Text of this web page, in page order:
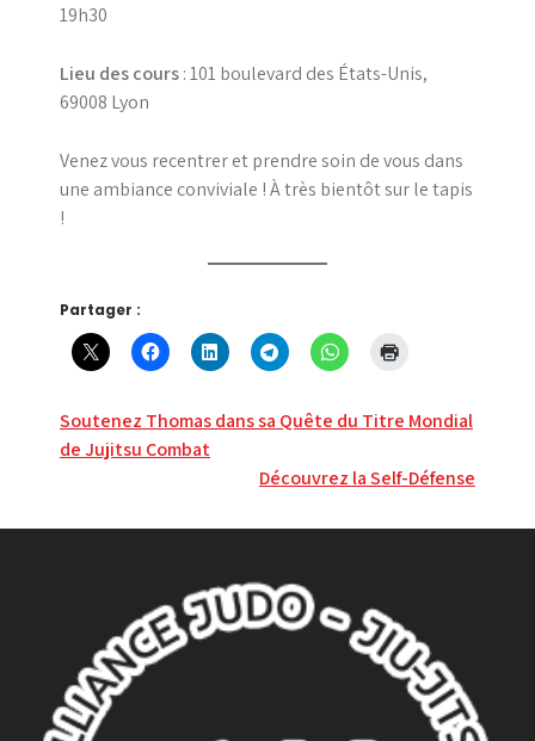
19h30
Lieu des cours: 101 boulevard des États-Unis,
69008 Lyon
Venez vous recentrer et prendre soin de vous dans
une ambiance conviviale ! À très bientôt sur le tapis
!
Partager :
Navigation
de
l’article
Soutenez Thomas dans sa Quête du Titre Mondial
de Jujitsu Combat
Découvrez la Self-Défense